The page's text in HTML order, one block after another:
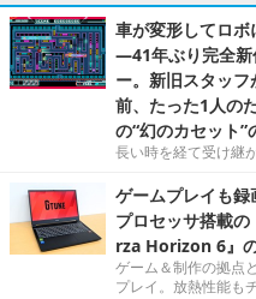
車が変形してロ
―41年ぶり完全新
ー。新旧スタッ
前、たった1人の
の“幻のカセット”
長い時を経て受け継
ゲームプレイも
プロセッサ搭載
rza Horizon 6』
ゲーム＆制作の拠点
プレイ。放熱性能も